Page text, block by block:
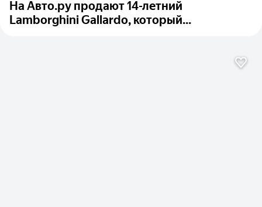
На Авто.ру продают 14-летний
Lamborghini Gallardo, который...